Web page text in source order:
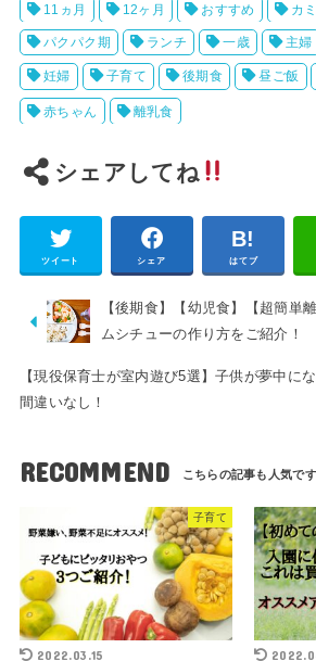
11ヵ月 12ヶ月 おすすめ カ
パクパク期 ランチ 一歳 主婦
妊婦 子育て 後期食 昼ご飯
赤ちゃん 離乳食
シェアしてね
ツイート シェア はてブ
【後期食】【幼児食】【超簡単
ムシチューの作り方をご紹介！
【現役保育士が室内遊び5選】子供が夢中に
間違いなし！
RECOMMEND
子育て
2022.03.15